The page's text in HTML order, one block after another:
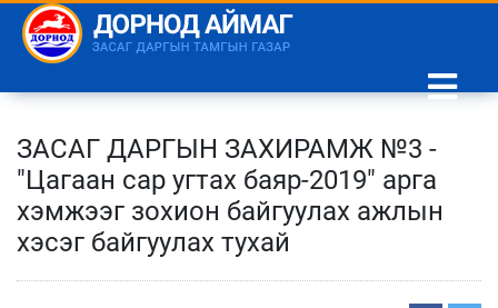
ЗАСАГ ДАРГЫН ЗАХИРАМЖ №3 -
"Цагаан сар угтах баяр-2019" арга
хэмжээг зохион байгуулах ажлын
хэсэг байгуулах тухай